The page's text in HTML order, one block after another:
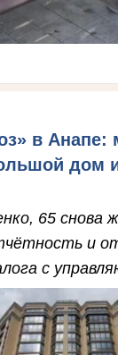
в Анапе:
дом
65 снова
и
с